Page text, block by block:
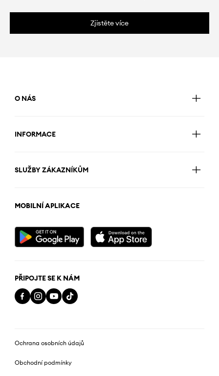
Zjistěte více
O NÁS
INFORMACE
SLUŽBY ZÁKAZNÍKŮM
MOBILNÍ APLIKACE
PŘIPOJTE SE K NÁM
Ochrana osobních údajů
Obchodní podmínky